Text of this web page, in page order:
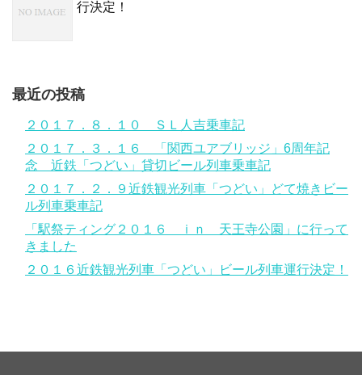
行決定！
最近の投稿
２０１７．８．１０ ＳＬ人吉乗車記
２０１７．３．１６ 「関西ユアブリッジ」6周年記
念 近鉄「つどい」貸切ビール列車乗車記
２０１７．２．９近鉄観光列車「つどい」どて焼きビー
ル列車乗車記
「駅祭ティング２０１６ ｉｎ 天王寺公園」に行って
きました
２０１６近鉄観光列車「つどい」ビール列車運行決定！